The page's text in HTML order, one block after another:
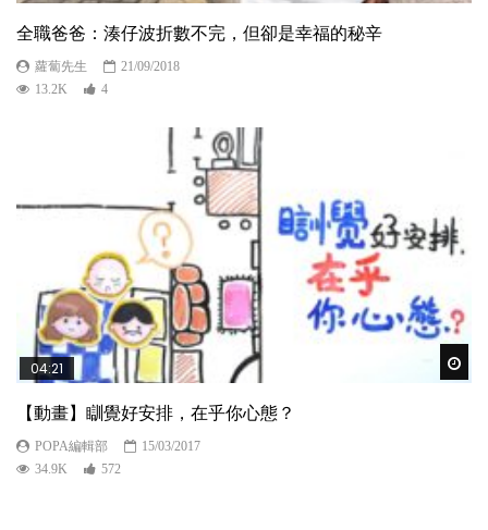
全職爸爸：湊仔波折數不完，但卻是幸福的秘辛
蘿蔔先生
21/09/2018
13.2K
4
04:21
【動畫】瞓覺好安排，在乎你心態？
POPA編輯部
15/03/2017
34.9K
572